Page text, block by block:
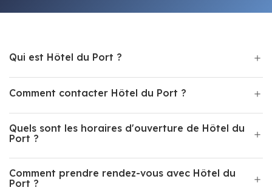
Qui est Hôtel du Port ?
Comment contacter Hôtel du Port ?
Quels sont les horaires d'ouverture de Hôtel du
Port ?
Comment prendre rendez-vous avec Hôtel du
Port ?